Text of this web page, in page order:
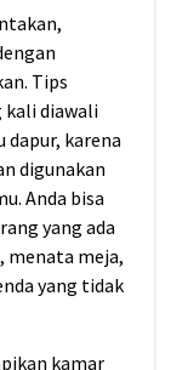
Tips
kali diawali
dapur, karena
digunakan
Anda bisa
yang ada
menata meja,
yang tidak
kamar